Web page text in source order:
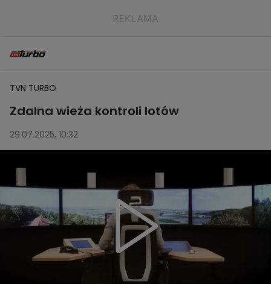
TVN TURBO
Zdalna wieża kontroli lotów
29.07.2025, 10:32